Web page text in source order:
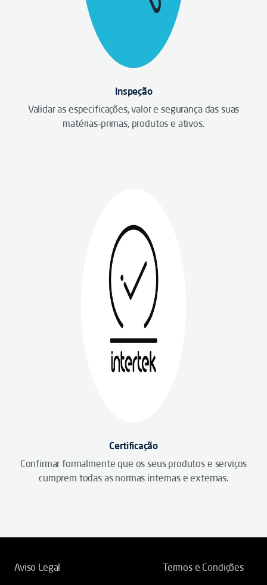
Inspeção
Validar as especificações, valor e segurança das suas
matérias-primas, produtos e ativos.
Certificação
Confirmar formalmente que os seus produtos e serviços
cumprem todas as normas internas e externas.
Aviso Legal
Termos e Condições